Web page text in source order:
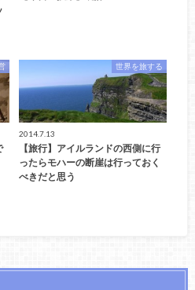
世界を旅する
2014.7.13
【旅行】アイルランドの西側に行
ったらモハーの断崖は行っておく
べきだと思う